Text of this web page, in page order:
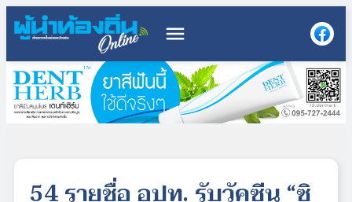
menu
54 รายชื่อ อปท. รับวัคซีน “ซิ